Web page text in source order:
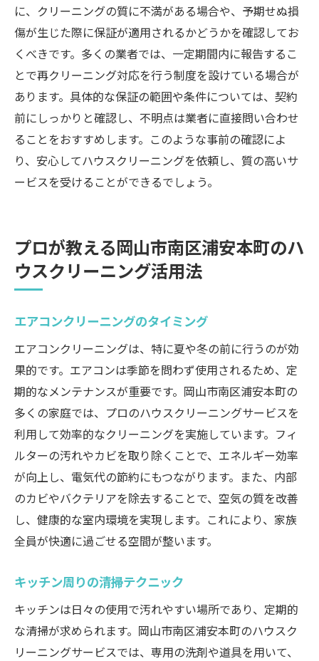
に、クリーニングの質に不満がある場合や、予期せぬ損
傷が生じた際に保証が適用されるかどうかを確認してお
くべきです。多くの業者では、一定期間内に報告するこ
とで再クリーニング対応を行う制度を設けている場合が
あります。具体的な保証の範囲や条件については、契約
前にしっかりと確認し、不明点は業者に直接問い合わせ
ることをおすすめします。このような事前の確認によ
り、安心してハウスクリーニングを依頼し、質の高いサ
ービスを受けることができるでしょう。
プロが教える岡山市南区浦安本町のハ
ウスクリーニング活用法
エアコンクリーニングのタイミング
エアコンクリーニングは、特に夏や冬の前に行うのが効
果的です。エアコンは季節を問わず使用されるため、定
期的なメンテナンスが重要です。岡山市南区浦安本町の
多くの家庭では、プロのハウスクリーニングサービスを
利用して効率的なクリーニングを実施しています。フィ
ルターの汚れやカビを取り除くことで、エネルギー効率
が向上し、電気代の節約にもつながります。また、内部
のカビやバクテリアを除去することで、空気の質を改善
し、健康的な室内環境を実現します。これにより、家族
全員が快適に過ごせる空間が整います。
キッチン周りの清掃テクニック
キッチンは日々の使用で汚れやすい場所であり、定期的
な清掃が求められます。岡山市南区浦安本町のハウスク
リーニングサービスでは、専用の洗剤や道具を用いて、